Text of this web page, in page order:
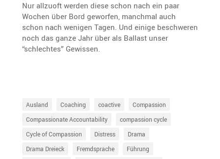
Nur allzuoft werden diese schon nach ein paar
Wochen über Bord geworfen, manchmal auch
schon nach wenigen Tagen. Und einige beschweren
noch das ganze Jahr über als Ballast unser
“schlechtes” Gewissen.
Ausland Coaching coactive
Compassion
Compassionate Accountability
compassion cycle
Cycle of Compassion
Distress
Drama
Drama Dreieck
Fremdsprache
Führung